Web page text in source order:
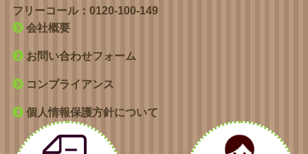
フリーコール： 0120-100-149
会社概要
お問い合わせフォーム
コンプライアンス
個人情報保護方針について